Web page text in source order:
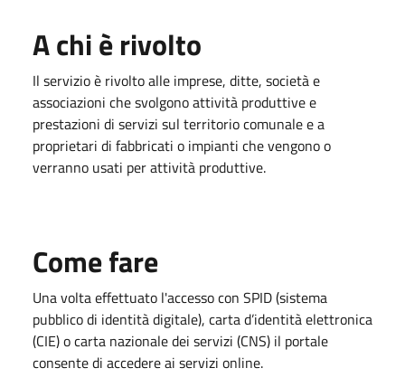
A chi è rivolto
Il servizio è rivolto alle imprese, ditte, società e
associazioni che svolgono attività produttive e
prestazioni di servizi sul territorio comunale e a
proprietari di fabbricati o impianti che vengono o
verranno usati per attività produttive.
Come fare
Una volta effettuato l'accesso con SPID (sistema
pubblico di identità digitale), carta d’identità elettronica
(CIE) o carta nazionale dei servizi (CNS) il portale
consente di accedere ai servizi online.